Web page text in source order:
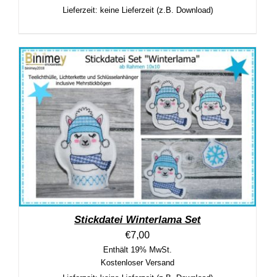
Lieferzeit: keine Lieferzeit (z.B. Download)
Stickdatei Winterlama Set
€7,00
Enthält 19% MwSt.
Kostenloser Versand